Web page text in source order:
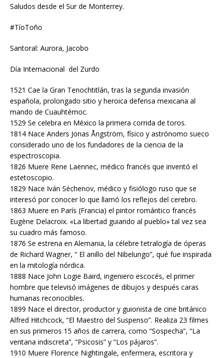
Saludos desde el Sur de Monterrey.
#TíoToño
Santoral: Aurora, Jacobo
Día Internacional del Zurdo
1521 Cae la Gran Tenochtitlán, tras la segunda invasión
española, prolongado sitio y heroica defensa mexicana al
mando de Cuauhtémoc.
1529 Se celebra en México la primera corrida de toros.
1814 Nace Anders Jonas Ångström, físico y astrónomo sueco
considerado uno de los fundadores de la ciencia de la
espectroscopia.
1826 Muere Rene Laënnec, médico francés que inventó el
estetoscopio.
1829 Nace Iván Séchenov, médico y fisiólogo ruso que se
interesó por conocer lo que llamó los reflejos del cerebro.
1863 Muere en París (Francia) el pintor romántico francés
Eugène Delacroix. «La libertad guiando al pueblo» tal vez sea
su cuadro más famoso.
1876 Se estrena en Alemania, la célebre tetralogía de óperas
de Richard Wagner, “ El anillo del Nibelungo”, qué fue inspirada
en la mitología nórdica.
1888 Nace John Logie Baird, ingeniero escocés, el primer
hombre que televisó imágenes de dibujos y después caras
humanas reconocibles.
1899 Nace el director, productor y guionista de cine británico
Alfred Hitchcock, “El Maestro del Suspenso”. Realiza 23 filmes
en sus primeros 15 años de carrera, como “Sospecha”, “La
ventana indiscreta”, “Psicosis” y “Los pájaros”.
1910 Muere Florence Nightingale, enfermera, escritora y